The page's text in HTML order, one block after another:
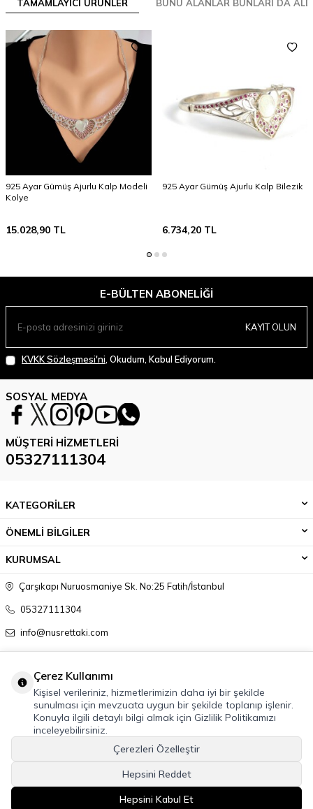
TAMAMLAYICI ÜRÜNLER BUNU ALANLAR BUNLARI DA
925 Ayar Gümüş Ajurlu Kalp Modeli
Kolye
15.028,90 TL
925 Ayar Gümüş Ajurlu Kalp Bilezik
6.734,20TL
E-BÜLTEN ABONELIĞI
KAYIT OLUN
KVKK Sözleşmesi'ni, Okudum, Kabul Ediyorum.
SOSYAL MEDYA
MÜŞTERI HIZMETLERI
05327111304
KATEGORİLER
ÖNEMLİ BİLGİLER
KURUMSAL
Çarşıkapı Nuruosmaniye Sk. No:25 Fatih/İstanbul
05327111304
info@nusrettaki.com
Çerez Kullanımı
Kişisel verileriniz, hizmetlerimizin daha iyi bir şekilde
sunulması için mevzuata uygun bir şekilde toplanıp işlenir.
Konuyla ilgili detaylı bilgi almak için Gizlilik Politikamızı
inceleyebilirsiniz.
Çerezleri Özelleştir
Hepsini Reddet
Hepsini Kabul Et